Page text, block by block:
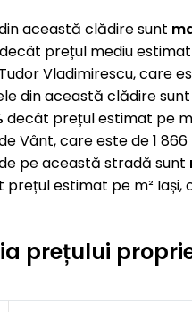
această clădire sunt
decât prețul mediu
Vladimirescu, care
din această clădire sunt
decât prețul estimat pe
Vânt, care este de 1 866
pe această stradă sunt
prețul estimat pe m² Iași,
prețului